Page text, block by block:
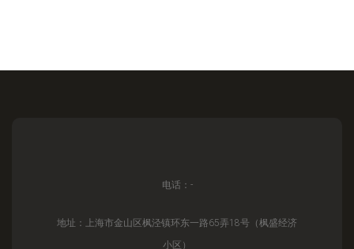
电话：-
地址：上海市金山区枫泾镇环东一路65弄18号（枫盛经济
小区）